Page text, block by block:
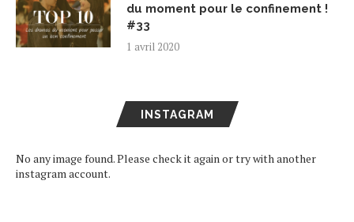
du moment pour le confinement !
#33
1 avril 2020
INSTAGRAM
No any image found. Please check it again or try with another
instagram account.